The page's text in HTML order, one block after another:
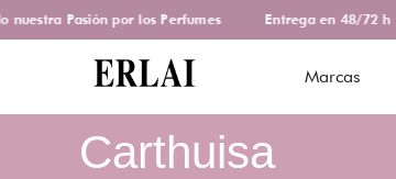
Pasión por los Perfumes Entrega en 48/72 h
Marcas
Carthuisa